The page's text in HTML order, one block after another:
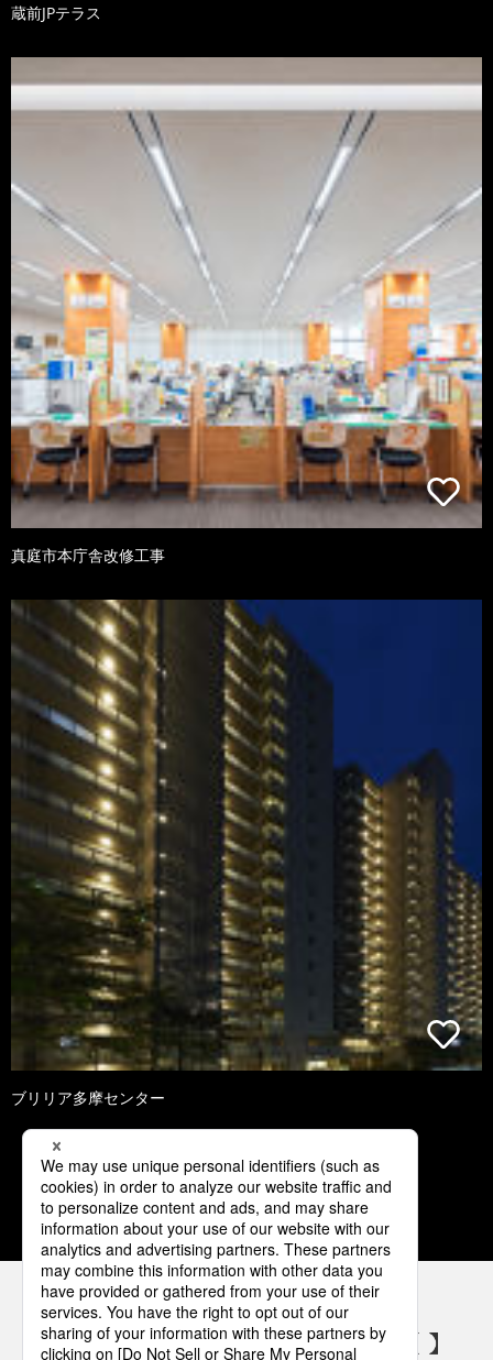
蔵前JPテラス
真庭市本庁舎改修工事
ブリリア多摩センター
2 3 4 5 6
パナソニックの電気設備 SNSアカウント